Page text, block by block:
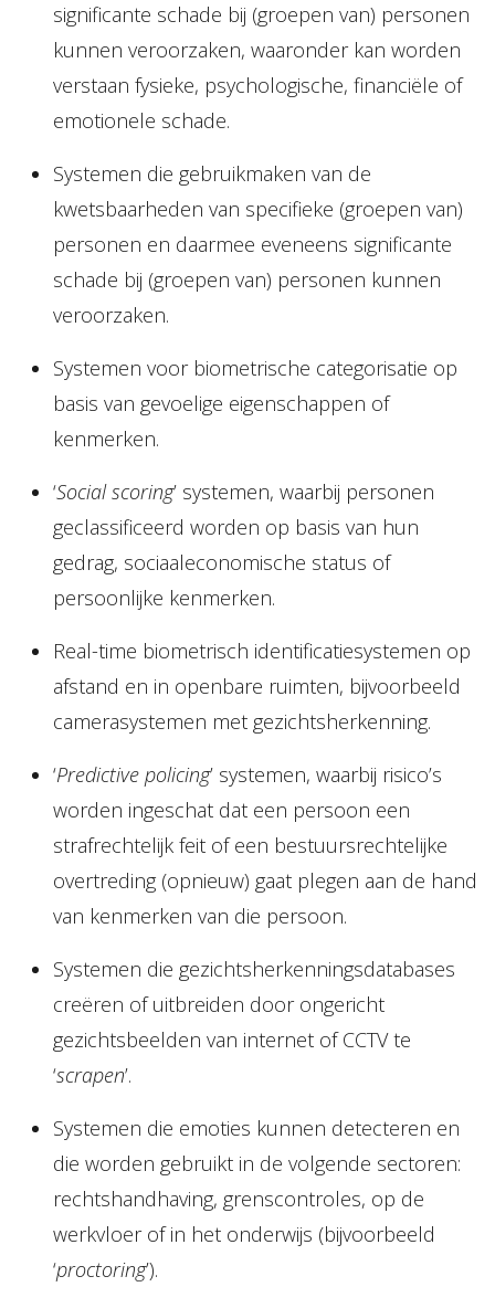
significante schade bij (groepen van) personen
kunnen veroorzaken, waaronder kan worden
verstaan fysieke, psychologische, financiële of
emotionele schade.
Systemen die gebruikmaken van de
kwetsbaarheden van specifieke (groepen van)
personen en daarmee eveneens significante
schade bij (groepen van) personen kunnen
veroorzaken.
Systemen voor biometrische categorisatie op
basis van gevoelige eigenschappen of
kenmerken.
‘Social scoring’ systemen, waarbij personen
geclassificeerd worden op basis van hun
gedrag, sociaaleconomische status of
persoonlijke kenmerken.
Real-time biometrisch identificatiesystemen op
afstand en in openbare ruimten, bijvoorbeeld
camerasystemen met gezichtsherkenning.
‘Predictive policing’ systemen, waarbij risico’s
worden ingeschat dat een persoon een
strafrechtelijk feit of een bestuursrechtelijke
overtreding (opnieuw) gaat plegen aan de hand
van kenmerken van die persoon.
Systemen die gezichtsherkenningsdatabases
creëren of uitbreiden door ongericht
gezichtsbeelden van internet of CCTV te
‘scrapen’.
Systemen die emoties kunnen detecteren en
die worden gebruikt in de volgende sectoren:
rechtshandhaving, grenscontroles, op de
werkvloer of in het onderwijs (bijvoorbeeld
‘proctoring’).